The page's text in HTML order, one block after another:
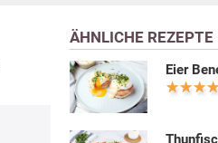
ÄHNLICHE REZEPTE
Eier